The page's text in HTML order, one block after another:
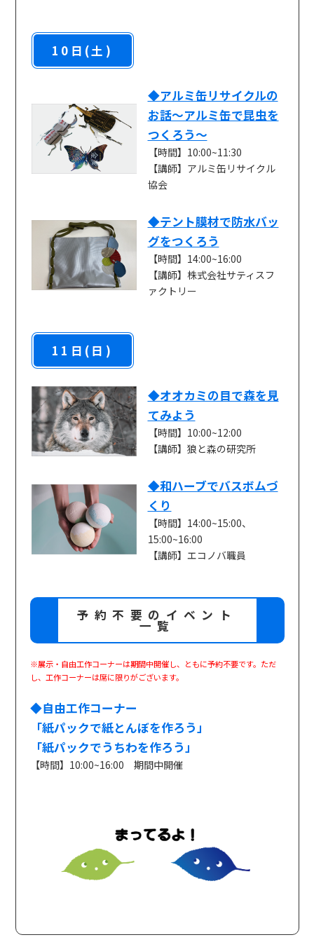
10日(土)
◆アルミ缶リサイクルの
お話～アルミ缶で昆虫を
つくろう～
【時間】10:00~11:30
【講師】アルミ缶リサイクル
協会
◆テント膜材で防水バッ
グをつくろう
【時間】14:00~16:00
【講師】株式会社サティスフ
ァクトリー
11日(日)
◆オオカミの目で森を見
てみよう
【時間】10:00~12:00
【講師】狼と森の研究所
◆和ハーブでバスボムづ
くり
【時間】14:00~15:00、
15:00~16:00
【講師】エコノバ職員
予約不要のイベント
一覧
※展示・自由工作コーナーは期間中開催し、ともに予約不要です。ただ
し、工作コーナーは席に限りがございます。
◆自由工作コーナー
「紙パックで紙とんぼを作ろう」
「紙パックでうちわを作ろう」
【時間】10:00~16:00 期間中開催